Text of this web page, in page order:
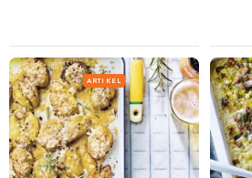
ARTIKEL